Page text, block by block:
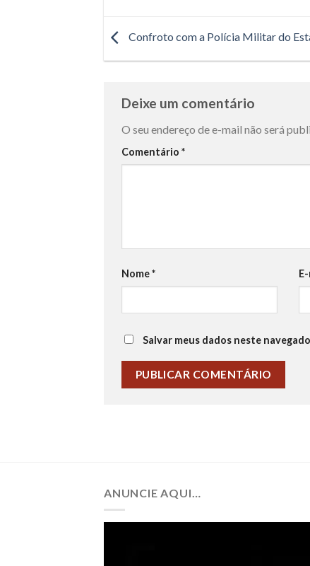
Confroto com a Polícia Militar do
Deixe um comentário
O seu endereço de e-mail não será
Comentário *
Nome*
Salvar meus dados neste
ANUNCIE AQUI…